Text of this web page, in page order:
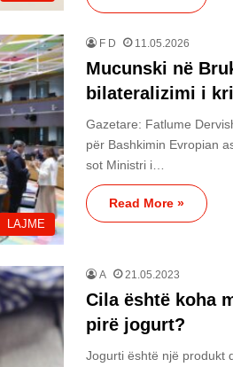
LAJME
F D 11.05.2026
Mucunski në
bilateralizimi i
Gazetare: Fatlume
për Bashkimin Evropian
sot Ministri i…
Read More »
A 21.05.2023
Cila është koha
pirë jogurt?
Jogurti është një produkt